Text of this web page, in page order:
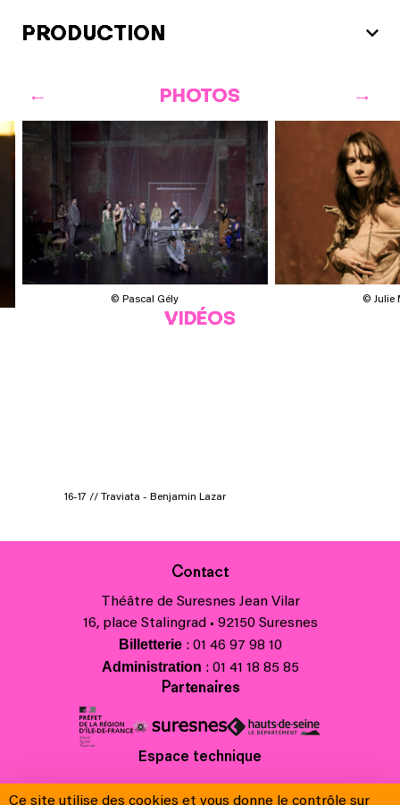
PRODUCTION
PHOTOS
© Pascal Gély © Julie
VIDÉOS
16-17 // Traviata - Benjamin Lazar
Contact
Théâtre de Suresnes Jean Vilar
16, place Stalingrad • 92150 Suresnes
Billetterie: 01 46 97 98 10
Administration : 01 41 18 85 85
Partenaires
Espace technique
Ce site utilise des cookies et vous donne le contrôle sur